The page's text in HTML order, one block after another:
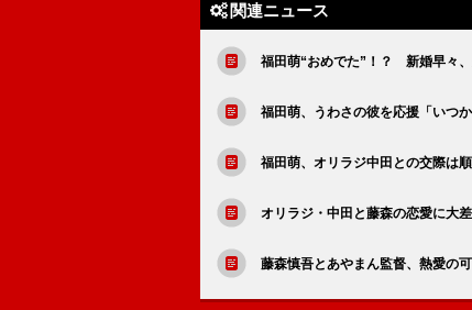
関連ニュース
福田萌“おめでた”！？ 新婚早々
福田萌、うわさの彼を応援「いつ
福田萌、オリラジ中田との交際は
オリラジ・中田と藤森の恋愛に大
藤森慎吾とあやまん監督、熱愛の